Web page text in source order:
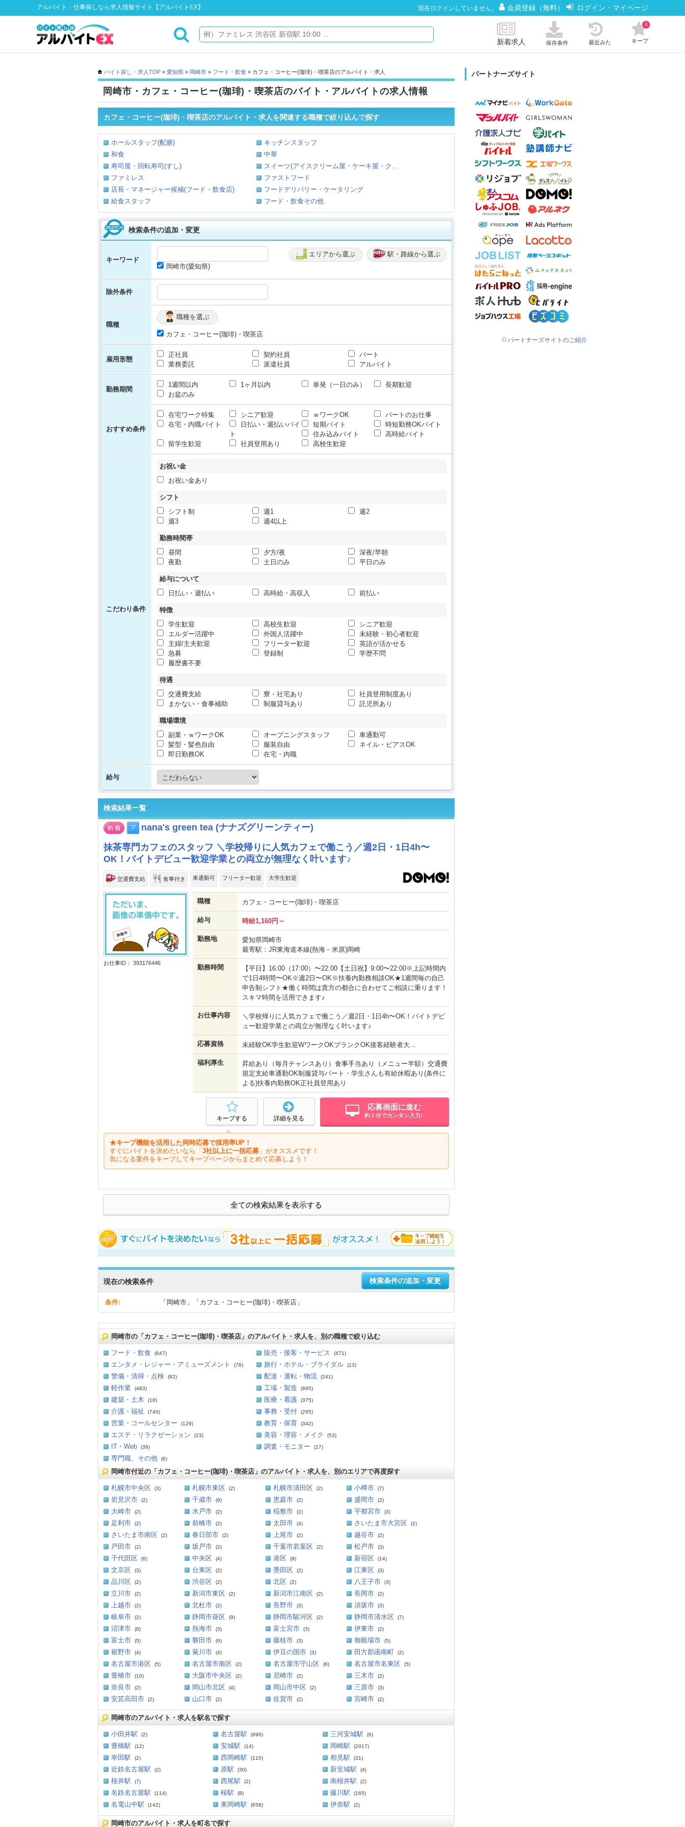
アルバイト・仕事探しなら求人情報サイト【アルバイトEX】 現在ログインしていません。 会員登録（無料） ログイン・マイページ
新着求人 保存条件 最近みた キープ
0
バイト探し・求人TOP » 愛知県 » 岡崎市 » フード・飲食 » カフェ・コーヒー(珈琲)・喫茶店のアルバイト・求人
岡崎市・カフェ・コーヒー(珈琲)・喫茶店のバイト・アルバイトの求人情報
カフェ・コーヒー(珈琲)・喫茶店のアルバイト・求人を関連する職種で絞り込んで探す
ホールスタッフ(配膳)
キッチンスタッフ
和食
中華
寿司屋・回転寿司(すし)
スイーツ(アイスクリーム屋・ケーキ屋・ク...
ファミレス
ファストフード
店長・マネージャー候補(フード・飲食店)
フードデリバリー・ケータリング
給食スタッフ
フード・飲食その他
検索条件の追加・変更
キーワード
エリアから選ぶ
駅・路線から選ぶ
岡崎市(愛知県)
除外条件
職種
職種を選ぶ
カフェ・コーヒー(珈琲)・喫茶店
雇用形態
正社員 契約社員
パート
業務委託
派遣社員 アルバイト
勤務期間
1週間以内 1ヶ月以内 単発（一日のみ）
長期歓迎
お盆のみ
おすすめ条件
在宅ワーク特集 シニア歓迎 ｗワークOK
パートのお仕事
在宅・内職バイト
日払い・週払いバイ
ト
短期バイト
時短勤務OKバイト
住み込みバイト
高時給バイト
留学生歓迎
社員登用あり 高校生歓迎
こだわり条件
お祝い金
お祝い金あり
シフト
シフト制
週1
週2
週3
週4以上
勤務時間帯
昼間
夕方/夜
深夜/早朝
夜勤
土日のみ 平日のみ
給与について
日払い・週払い
高時給・高収入 前払い
特徴
学生歓迎
高校生歓迎
シニア歓迎
エルダー活躍中
外国人活躍中
未経験・初心者歓迎
主婦/主夫歓迎
フリーター歓迎
英語が活かせる
急募
登録制
学歴不問
履歴書不要
待遇
交通費支給
寮・社宅あり
社員登用制度あり
まかない・食事補助
制服貸与あり 託児所あり
職場環境
副業・ｗワークOK
オープニングスタッフ
車通勤可
髪型・髪色自由
服装自由
ネイル・ピアスOK
即日勤務OK
在宅・内職
給与
検索結果一覧
nana's green tea (ナナズグリーンティー)
抹茶専門カフェのスタッフ ＼学校帰りに人気カフェで働こう／週2日・1日4h〜
OK！バイトデビュー歓迎学業との両立が無理なく叶います♪
交通費支給 食事付き 車通勤可 フリーター歓迎 大学生歓迎
お仕事ID： 393176446
職種 カフェ・コーヒー(珈琲)・喫茶店
給与 時給1,160円～
勤務地
愛知県岡崎市
最寄駅：JR東海道本線(熱海－米原)岡崎
勤務時間
【平日】16:00（17:00）〜22:00【土日祝】9:00〜22:00※上記時間内
で1日4時間〜OK※週2日〜OK※扶養内勤務相談OK★1週間毎の自己
申告制シフト★働く時間は貴方の都合に合わせてご相談に乗ります！
スキマ時間を活用できます♪
お仕事内容
＼学校帰りに人気カフェで働こう／週2日・1日4h〜OK！バイトデビ
ュー歓迎学業との両立が無理なく叶います♪
応募資格 未経験OK学生歓迎WワークOKブランクOK接客経験者大...
福利厚生
昇給あり（毎月チャンスあり）食事手当あり（メニュー半額）交通費
規定支給車通勤OK制服貸与パート・学生さんも有給休暇あり(条件に
よる)扶養内勤務OK正社員登用あり
応募画面に進む
約１分でカンタン入力♪
詳細を見る
キープする
★キープ機能を活用した同時応募で採用率UP！
すぐにバイトを決めたいなら「 3社以上に一括応募 」がオススメです！
気になる案件をキープしてキープページからまとめて応募しよう！
全ての検索結果を表示する
現在の検索条件 検索条件の追加・変更
条件: 「岡崎市」「カフェ・コーヒー(珈琲)・喫茶店」
岡崎市の「カフェ・コーヒー(珈琲)・喫茶店」のアルバイト・求人を、別の職種で絞り込む
フード・飲食 (647) 販売・接客・サービス (471)
エンタメ・レジャー・アミューズメント (78) 旅行・ホテル・ブライダル (13)
警備・清掃・点検 (82) 配達・運転・物流 (241)
軽作業 (483) 工場・製造 (695)
建築・土木 (18) 医療・看護 (375)
介護・福祉 (740) 事務・受付 (295)
営業・コールセンター (129) 教育・保育 (342)
エステ・リラクゼーション (23) 美容・理容・メイク (53)
IT・Web (39) 調査・モニター (17)
専門職、その他 (6)
岡崎市付近の「カフェ・コーヒー(珈琲)・喫茶店」のアルバイト・求人を、別のエリアで再度探す
札幌市中央区 (3) 札幌市東区 (2) 札幌市清田区 (2) 小樽市 (7)
岩見沢市 (2) 千歳市 (9) 恵庭市 (2) 盛岡市 (2)
大崎市 (2) 水戸市 (2) 稲敷市 (2) 宇都宮市 (3)
足利市 (2) 前橋市 (2) 太田市 (4) さいたま市大宮区 (2)
さいたま市南区 (2) 春日部市 (2) 上尾市 (2) 越谷市 (2)
戸田市 (2) 坂戸市 (2) 千葉市若葉区 (2) 松戸市 (3)
千代田区 (6) 中央区 (4) 港区 (9) 新宿区 (14)
文京区 (3) 台東区 (2) 墨田区 (2) 江東区 (3)
品川区 (2) 渋谷区 (2) 北区 (2) 八王子市 (3)
立川市 (2) 新潟市東区 (2) 新潟市江南区 (2) 長岡市 (2)
上越市 (2) 北杜市 (2) 長野市 (3) 須坂市 (3)
岐阜市 (2) 静岡市葵区 (9) 静岡市駿河区 (2) 静岡市清水区 (7)
沼津市 (8) 熱海市 (3) 富士宮市 (3) 伊東市 (2)
富士市 (5) 磐田市 (6) 藤枝市 (3) 御殿場市 (5)
裾野市 (4) 菊川市 (4) 伊豆の国市 (3) 田方郡函南町 (2)
名古屋市港区 (5) 名古屋市南区 (2) 名古屋市守山区 (6) 名古屋市名東区 (5)
豊橋市 (10) 大阪市中央区 (2) 尼崎市 (2) 三木市 (2)
奈良市 (2) 岡山市北区 (4) 岡山市中区 (2) 三原市 (3)
安芸高田市 (2) 山口市 (2) 佐賀市 (2) 宮崎市 (2)
岡崎市のアルバイト・求人を駅名で探す
小田井駅 (2) 名古屋駅 (690) 三河安城駅 (6)
豊橋駅 (12) 安城駅 (14) 岡崎駅 (2017)
幸田駅 (2) 西岡崎駅 (110) 相見駅 (31)
近鉄名古屋駅 (2) 原駅 (30) 新安城駅 (4)
桜井駅 (7) 西尾駅 (2) 南桜井駅 (2)
名鉄名古屋駅 (114) 桜駅 (8) 藤川駅 (165)
名電山中駅 (142) 東岡崎駅 (658) 伊奈駅 (2)
岡崎市のアルバイト・求人を町名で探す
パートナーズサイト
パートナーズサイトのご紹介